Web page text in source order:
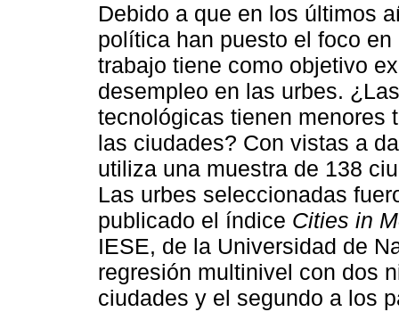
Debido a que en los últimos
política han puesto el foco
trabajo tiene como objetivo
desempleo en las urbes.
tecnológicas tienen menores
las ciudades? Con vistas a
utiliza una muestra de 138
Las urbes seleccionadas
publicado el índice Cities in
IESE, de la Universidad de
regresión multinivel con dos
ciudades y el segundo a los